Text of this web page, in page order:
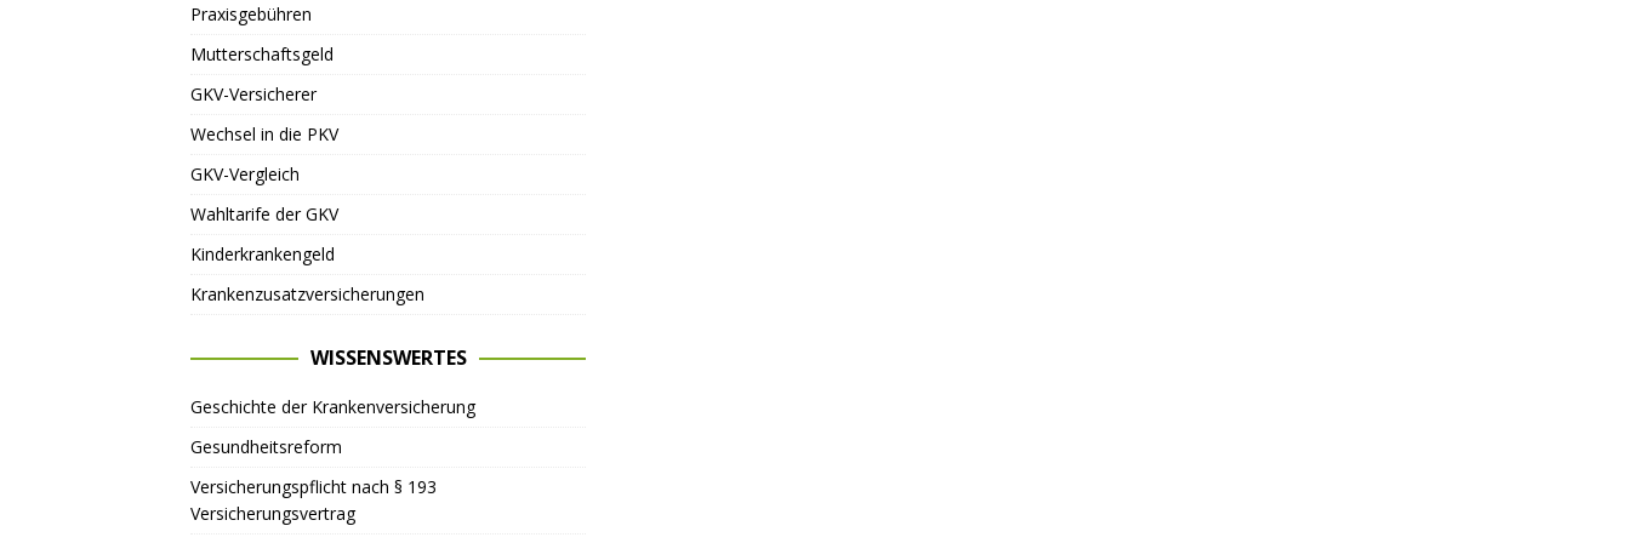
Praxisgebühren
Mutterschaftsgeld
GKV-Versicherer
Wechsel in die PKV
GKV-Vergleich
Wahltarife der GKV
Kinderkrankengeld
Krankenzusatzversicherungen
WISSENSWERTES
Geschichte der Krankenversicherung
Gesundheitsreform
Versicherungspflicht nach § 193
Versicherungsvertrag